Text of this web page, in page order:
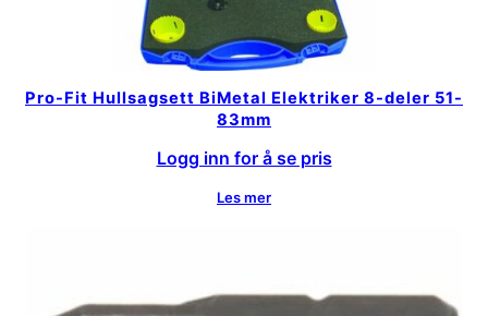
Pro-Fit Hullsagsett BiMetal Elektriker 8-deler 51-
83mm
Logg inn for å se pris
Les mer